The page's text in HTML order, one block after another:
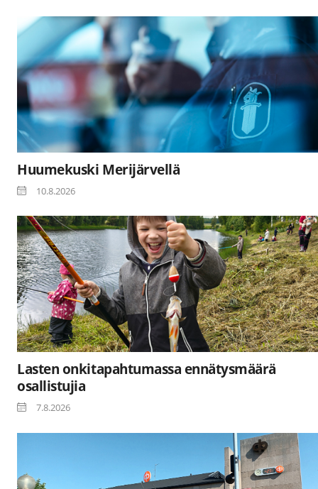
Huumekuski Merijärvellä
10.8.2026
Lasten onkitapahtumassa ennätysmäärä
osallistujia
7.8.2026